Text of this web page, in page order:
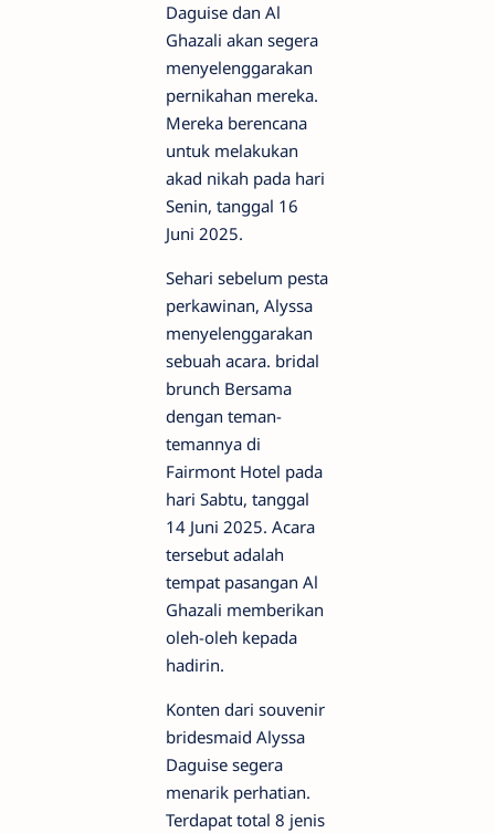
Daguise dan Al
Ghazali akan segera
menyelenggarakan
pernikahan mereka.
Mereka berencana
untuk melakukan
akad nikah pada hari
Senin, tanggal 16
Juni 2025.
Sehari sebelum pesta
perkawinan, Alyssa
menyelenggarakan
sebuah acara. bridal
brunch Bersama
dengan teman-
temannya di
Fairmont Hotel pada
hari Sabtu, tanggal
14 Juni 2025. Acara
tersebut adalah
tempat pasangan Al
Ghazali memberikan
oleh-oleh kepada
hadirin.
Konten dari souvenir
bridesmaid Alyssa
Daguise segera
menarik perhatian.
Terdapat total 8 jenis